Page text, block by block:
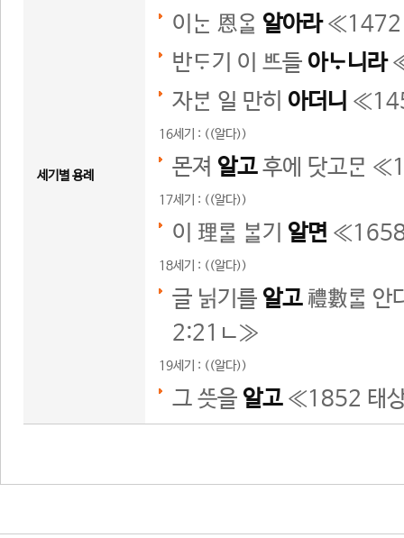
세기별 용례
이 恩 알아라≪1472
반기 이 들 아니라
자 일 만히 아더니 ≪
16세기 : ((알다))
몬져 알고후에 닷고 ≪
17세기 : ((알다))
이 理 기 알면 ≪
18세기 : ((알다))
글 닑기를 알고禮數 안
2:21ㄴ≫
19세기 : ((알다))
그 을 알고≪1852 태